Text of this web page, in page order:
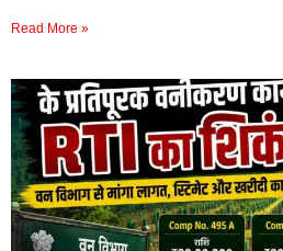
Read More »